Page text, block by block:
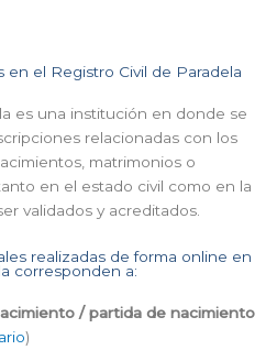
el Registro Civil de Paradela
es una institución en donde se
relacionadas con los
matrimonios o
en el estado civil como en la
validados y acreditados.
realizadas de forma online en
corresponden a:
/ partida de nacimiento
)